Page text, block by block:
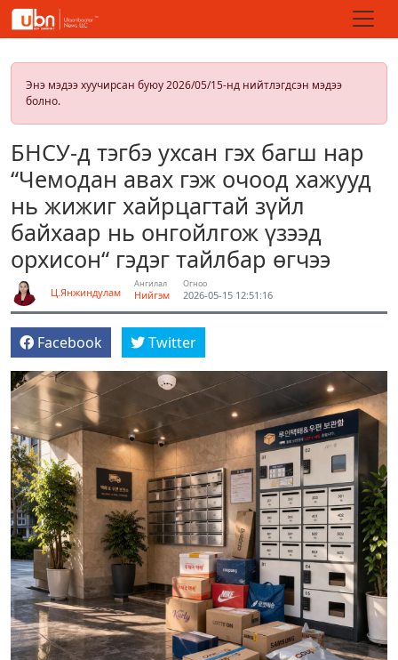
Энэ мэдээ хуучирсан буюу 2026/05/15-нд нийтлэгдсэн мэдээ
болно.
БНСУ-д тэгбэ ухсан гэх багш нар
“Чемодан авах гэж очоод хажууд
нь жижиг хайрцагтай зүйл
байхаар нь онгойлгож үзээд
орхисон“ гэдэг тайлбар өгчээ
Ц.Янжиндулам
Ангилал
Нийгэм
Огноо
2026-05-15 12:51:16
Facebook Twitter